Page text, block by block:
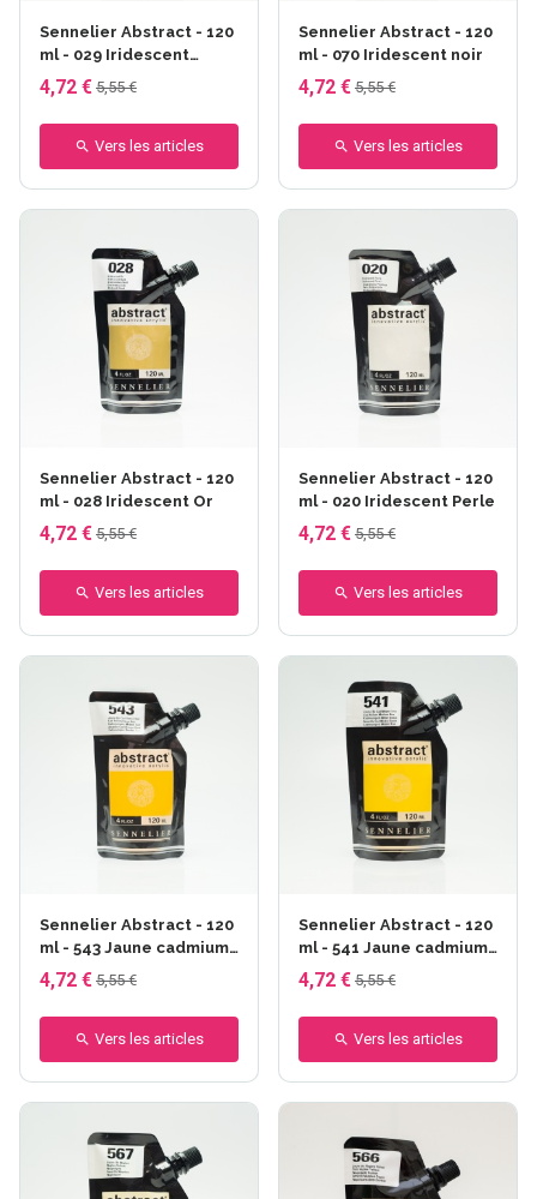
Sennelier Abstract - 120
ml - 029 Iridescent
argent
4,72 € 5,55 €
Vers les articles
Sennelier Abstract - 120
ml - 070 Iridescent noir
4,72 € 5,55 €
Vers les articles
Sennelier Abstract - 120
ml - 028 Iridescent Or
4,72 € 5,55 €
Vers les articles
Sennelier Abstract - 120
ml - 020 Iridescent Perle
4,72 € 5,55 €
Vers les articles
Sennelier Abstract - 120
ml - 543 Jaune cadmium
foncé
4,72 € 5,55 €
Vers les articles
Sennelier Abstract - 120
ml - 541 Jaune cadmium
moyen
4,72 € 5,55 €
Vers les articles